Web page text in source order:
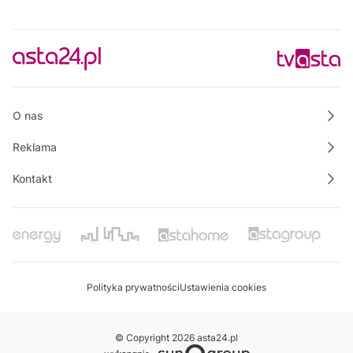
14:50
Własnymi ścieżkami
15:00
O nas
Reklama
Kontakt
Polityka prywatnościUstawienia cookies
© Copyright 2026 asta24.pl